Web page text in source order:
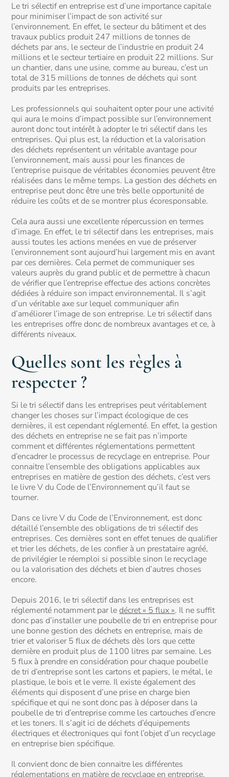
Le tri sélectif en entreprise est d’une importance capitale
pour minimiser l’impact de son activité sur
l’environnement. En effet, le secteur du bâtiment et des
travaux publics produit 247 millions de tonnes de
déchets par ans, le secteur de l’industrie en produit 24
millions et le secteur tertiaire en produit 22 millions. Sur
un chantier, dans une usine, comme au bureau, c’est un
total de 315 millions de tonnes de déchets qui sont
produits par les entreprises.
Les professionnels qui souhaitent opter pour une activité
qui aura le moins d’impact possible sur l’environnement
auront donc tout intérêt à adopter le tri sélectif dans les
entreprises. Qui plus est, la réduction et la valorisation
des déchets représentent un véritable avantage pour
l’environnement, mais aussi pour les finances de
l’entreprise puisque de véritables économies peuvent être
réalisées dans le même temps. La gestion des déchets en
entreprise peut donc être une très belle opportunité de
réduire les coûts et de se montrer plus écoresponsable.
Cela aura aussi une excellente répercussion en termes
d’image. En effet, le tri sélectif dans les entreprises, mais
aussi toutes les actions menées en vue de préserver
l’environnement sont aujourd’hui largement mis en avant
par ces dernières. Cela permet de communiquer ses
valeurs auprès du grand public et de permettre à chacun
de vérifier que l’entreprise effectue des actions concrètes
dédiées à réduire son impact environnemental. Il s’agit
d’un véritable axe sur lequel communiquer afin
d’améliorer l’image de son entreprise. Le tri sélectif dans
les entreprises offre donc de nombreux avantages et ce, à
différents niveaux.
Quelles sont les règles à
respecter ?
Si le tri sélectif dans les entreprises peut véritablement
changer les choses sur l’impact écologique de ces
dernières, il est cependant réglementé. En effet, la gestion
des déchets en entreprise ne se fait pas n’importe
comment et différentes réglementations permettent
d’encadrer le processus de recyclage en entreprise. Pour
connaitre l’ensemble des obligations applicables aux
entreprises en matière de gestion des déchets, c’est vers
le livre V du Code de l’Environnement qu’il faut se
tourner.
Dans ce livre V du Code de l’Environnement, est donc
détaillé l’ensemble des obligations de tri sélectif des
entreprises. Ces dernières sont en effet tenues de qualifier
et trier les déchets, de les confier à un prestataire agréé,
de privilégier le réemploi si possible sinon le recyclage
ou la valorisation des déchets et bien d’autres choses
encore.
Depuis 2016, le tri sélectif dans les entreprises est
réglementé notamment par ledécret « 5 flux ». Il ne suffit
donc pas d’installer une poubelle de tri en entreprise pour
une bonne gestion des déchets en entreprise, mais de
trier et valoriser 5 flux de déchets dès lors que cette
dernière en produit plus de 1100 litres par semaine. Les
5 flux à prendre en considération pour chaque poubelle
de tri d’entreprise sont les cartons et papiers, le métal, le
plastique, le bois et le verre. Il existe également des
éléments qui disposent d’une prise en charge bien
spécifique et qui ne sont donc pas à déposer dans la
poubelle de tri d’entreprise comme les cartouches d’encre
et les toners. Il s’agit ici de déchets d’équipements
électriques et électroniques qui font l’objet d’un recyclage
en entreprise bien spécifique.
Il convient donc de bien connaitre les différentes
réglementations en matière de recyclage en entreprise.